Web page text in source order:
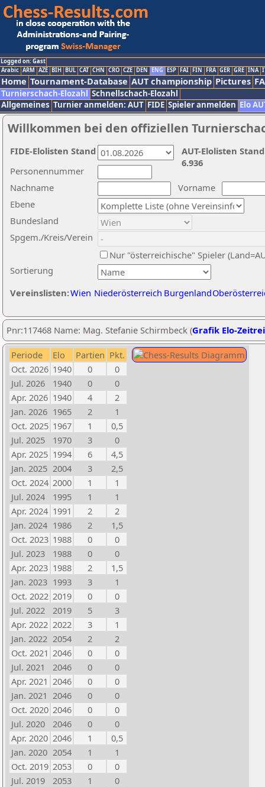
Logged on: Gast
Arabic ARM AZE BIH BUL CAT CHN CRO CZE DEN ENG ESP FAI FIN FRA GER GRE INA
Home Tournament-Database AUT championship Pictures
Turnierschach-Elozahl Schnellschach-Elozahl
Allgemeines Turnier anmelden: AUT FIDE Spieler anmelden Elo
Willkommen bei den offiziellen
Nachname
Vorname
Ebene
Sortierung
Personennummer
Bundesland
Spgem./Kreis/Verein
Nur "österreichische" Spieler
Vereinslisten:Wien Niederösterreich Burgenland
AUT-Elolisten
6.936
FIDE-Elolisten Stand
Pnr:117468 Name: Mag. Stefanie Schirmbeck (Grafik Elo-
Periode Elo Partien Pkt.
Oct. 2026 1940 0
0
Jul. 2026
1940 0
0
Apr. 2026 1940 4
2
Jan. 2026 1965 2
1
Oct. 2025 1967 1
0,5
Jul. 2025
1970 3
0
Apr. 2025 1994 6
4,5
Jan. 2025 2004 3
2,5
Oct. 2024 2000 1
1
Jul. 2024
1995 1
1
Apr. 2024 1991 2
2
Jan. 2024 1986 2
1,5
Oct. 2023 1988 0
0
Jul. 2023
1988 0
0
Apr. 2023 1988 2
1,5
Jan. 2023 1993 3
1
Oct. 2022 2019 0
0
Jul. 2022
2019 5
3
Apr. 2022 2022 3
1
Jan. 2022 2054 2
2
Oct. 2021 2046 0
0
Jul. 2021
2046 0
0
Apr. 2021 2046 0
0
Jan. 2021 2046 0
0
Oct. 2020 2046 0
0
Jul. 2020
2046 0
0
Apr. 2020 2046 1
0,5
Jan. 2020 2054 1
1
Oct. 2019 2053 0
0
Jul. 2019
2053 1
0